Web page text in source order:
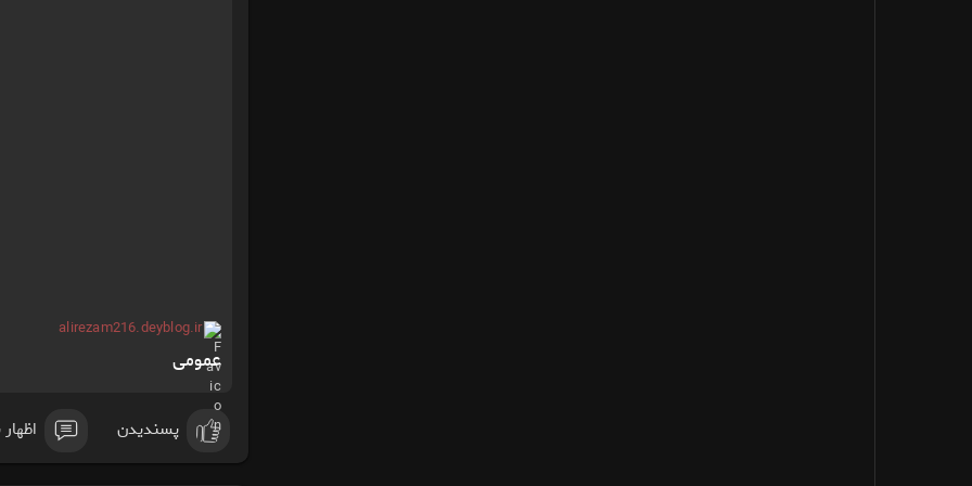
alirezam216.deyblog.ir
عمومی
پسندیدن